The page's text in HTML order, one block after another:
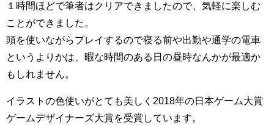
１時間ほどで筆者はクリアできましたので、気軽に楽しむ
ことができました。
頭を使いながらプレイするので寝る前や出勤や通学の電車
というよりかは、暇な時間のある日の昼時なんかが最適か
もしれません。
イラストの色使いがとても美しく2018年の日本ゲーム大賞
ゲームデザイナーズ大賞を受賞しています。